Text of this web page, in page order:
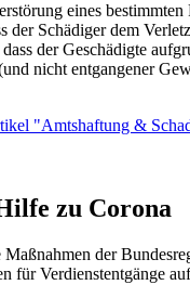
eines
Schädiger dem
der Geschädigte
nicht entgangener
"Amtshaftung &
zu Corona
der
Verdienstentgänge